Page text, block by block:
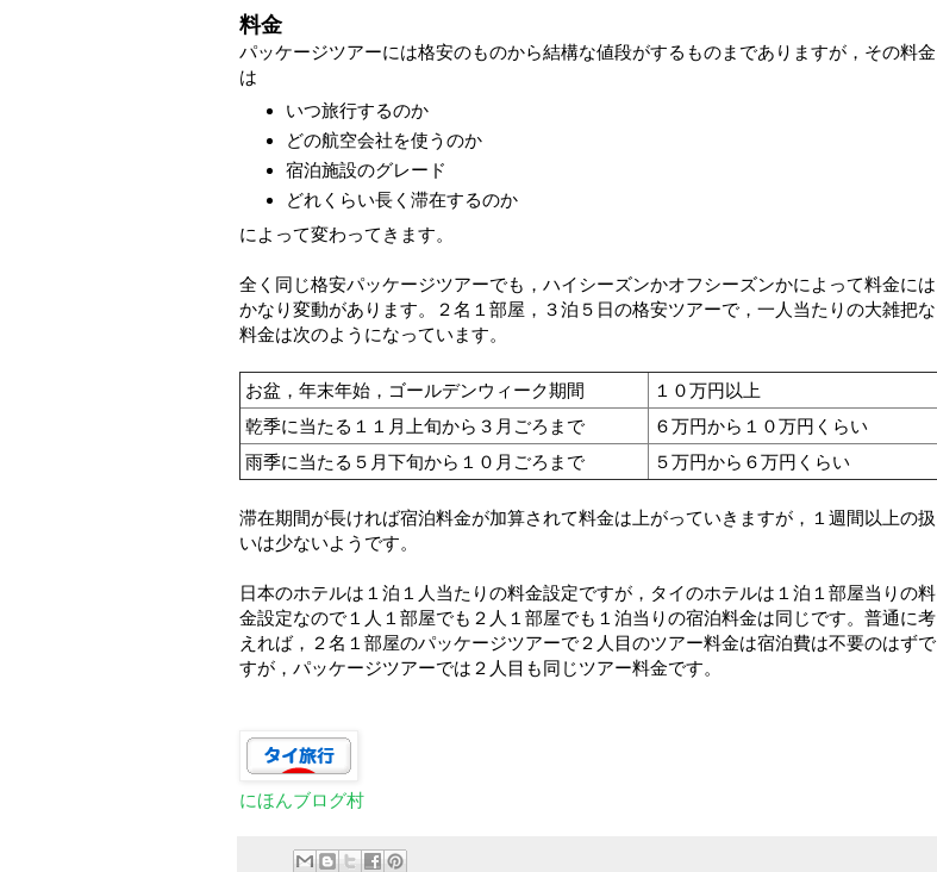
料金
パッケージツアーには格安のものから結構な値段がするものまでありますが，その料金
は
いつ旅行するのか
どの航空会社を使うのか
宿泊施設のグレード
どれくらい長く滞在するのか
によって変わってきます。
全く同じ格安パッケージツアーでも，ハイシーズンかオフシーズンかによって料金には
かなり変動があります。２名１部屋，３泊５日の格安ツアーで，一人当たりの大雑把な
料金は次のようになっています。
お盆，年末年始，ゴールデンウィーク期間
１０万円以上
乾季に当たる１１月上旬から３月ごろまで
６万円から１０万円くらい
雨季に当たる５月下旬から１０月ごろまで
５万円から６万円くらい
滞在期間が長ければ宿泊料金が加算されて料金は上がっていきますが，１週間以上の扱
いは少ないようです。
日本のホテルは１泊１人当たりの料金設定ですが，タイのホテルは１泊１部屋当りの料
金設定なので１人１部屋でも２人１部屋でも１泊当りの宿泊料金は同じです。普通に考
えれば，２名１部屋のパッケージツアーで２人目のツアー料金は宿泊費は不要のはずで
すが，パッケージツアーでは２人目も同じツアー料金です。
にほんブログ村